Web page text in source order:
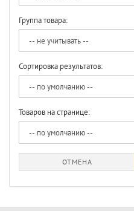
Группа товара:
Сортировка результатов:
Товаров на странице:
ОТМЕНА